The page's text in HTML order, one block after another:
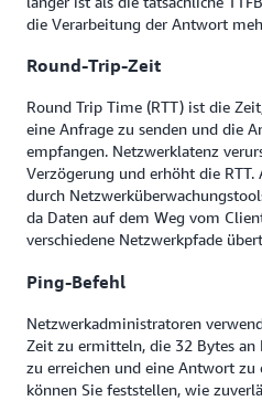
die Verarbeitung der Antwort
Round-Trip-Zeit
Round Trip Time (RTT) ist die
eine Anfrage zu senden und die
empfangen. Netzwerklatenz
Verzögerung und erhöht die RTT.
durch
da Daten auf dem Weg vom
verschiedene Netzwerkpfade
Ping-Befehl
Netzwerkadministratoren
Zeit zu ermitteln, die 32 Bytes
zu erreichen und eine Antwort zu
können Sie feststellen, wie